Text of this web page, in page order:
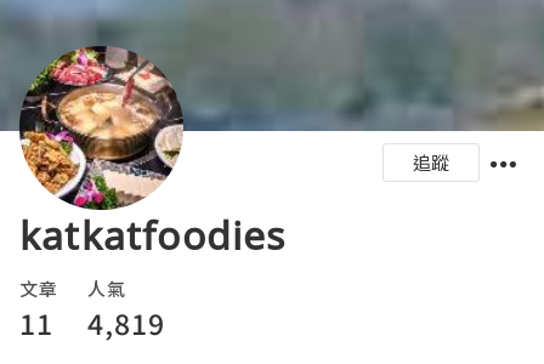
追蹤
katkatfoodies
文章
11
人氣
4,819